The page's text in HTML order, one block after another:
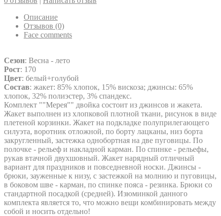
Описание
Отзывов (0)
Face comments
Сезон: Весна - лето
Рост: 170
Цвет: белый+голубой
Состав: жакет: 85% хлопок, 15% вискоза; джинсы: 65%
хлопок, 32% полиэстер, 3% спандекс.
Комплект ""Мерея"" двойка состоит из джинсов и жакета.
Жакет выполнен из хлопковой плотной ткани, рисунок в виде
плетеной корзинки. Жакет на подкладке полуприлегающего
силуэта, воротник отложной, по борту лацканы, низ борта
закругленный, застежка однобортная на две пуговицы. По
полочке - рельеф и накладной карман. По спинке - рельефы,
рукав втачной двухшовный. Жакет нарядный отличный
вариант для праздников и повседневной носки. Джинсы -
брюки, зауженные к низу, с застежкой на молнию и пуговицы,
в боковом шве - карман, по спинке пояса - резинка. Брюки со
стандартной посадкой (средней). Изюминкой данного
комплекта является то, что можно вещи комбинировать между
собой и носить отдельно!